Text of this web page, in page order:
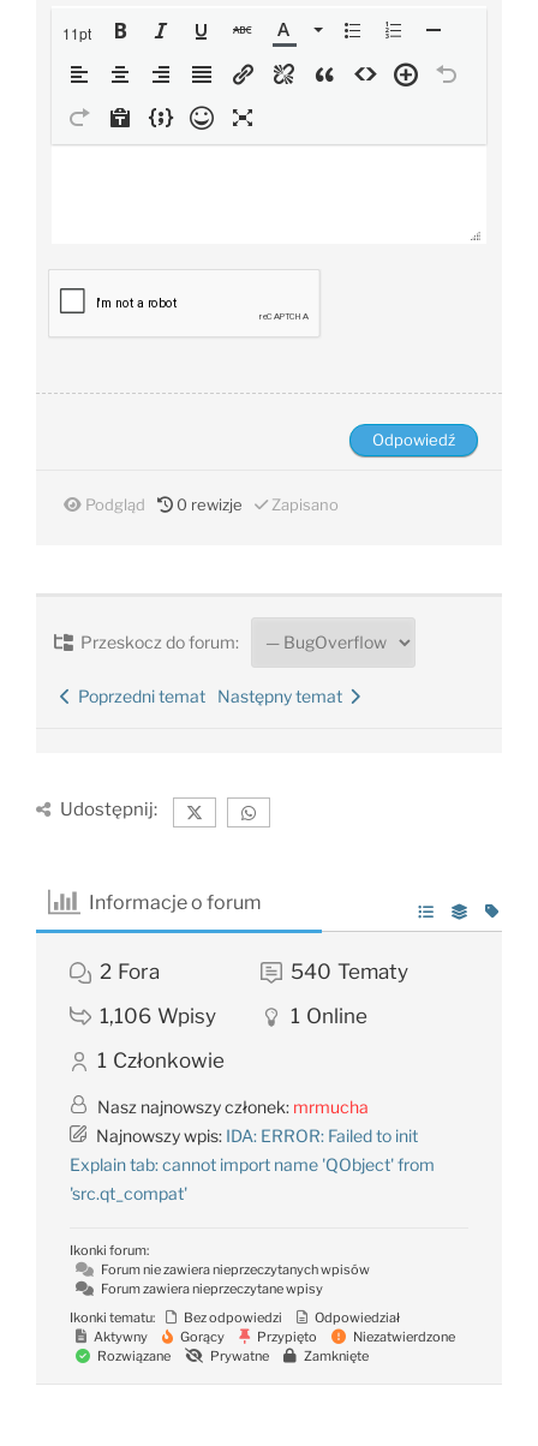
11pt
Podgląd 0 rewizje Zapisano
Przeskocz do forum:
Poprzedni temat Następny temat
Udostępnij:
Informacje o forum
2 Fora 540 Tematy
1,106 Wpisy 1 Online
1 Członkowie
Nasz najnowszy członek: mrmucha
Najnowszy wpis: IDA: ERROR: Failed to init
Explain tab: cannot import name 'QObject' from
'src.qt_compat'
Ikonki forum:
Forum nie zawiera nieprzeczytanych wpisów
Forum zawiera nieprzeczytane wpisy
Ikonki tematu:
Bez odpowiedzi
Odpowiedział
Aktywny
Gorący Przypięto
Niezatwierdzone
Rozwiązane
Prywatne Zamknięte